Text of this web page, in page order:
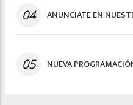
04 ANUNCIATE EN
05 NUEVA